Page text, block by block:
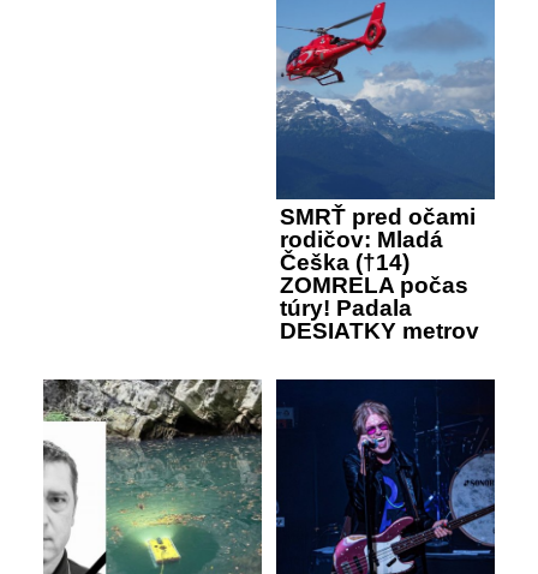
SMRŤ pred očami
rodičov: Mladá
Češka (†14)
ZOMRELA počas
túry! Padala
DESIATKY metrov